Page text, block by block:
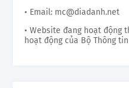
• Email: mc@diadanh.net
• Website đang hoạt động
hoạt động của Bộ Thông